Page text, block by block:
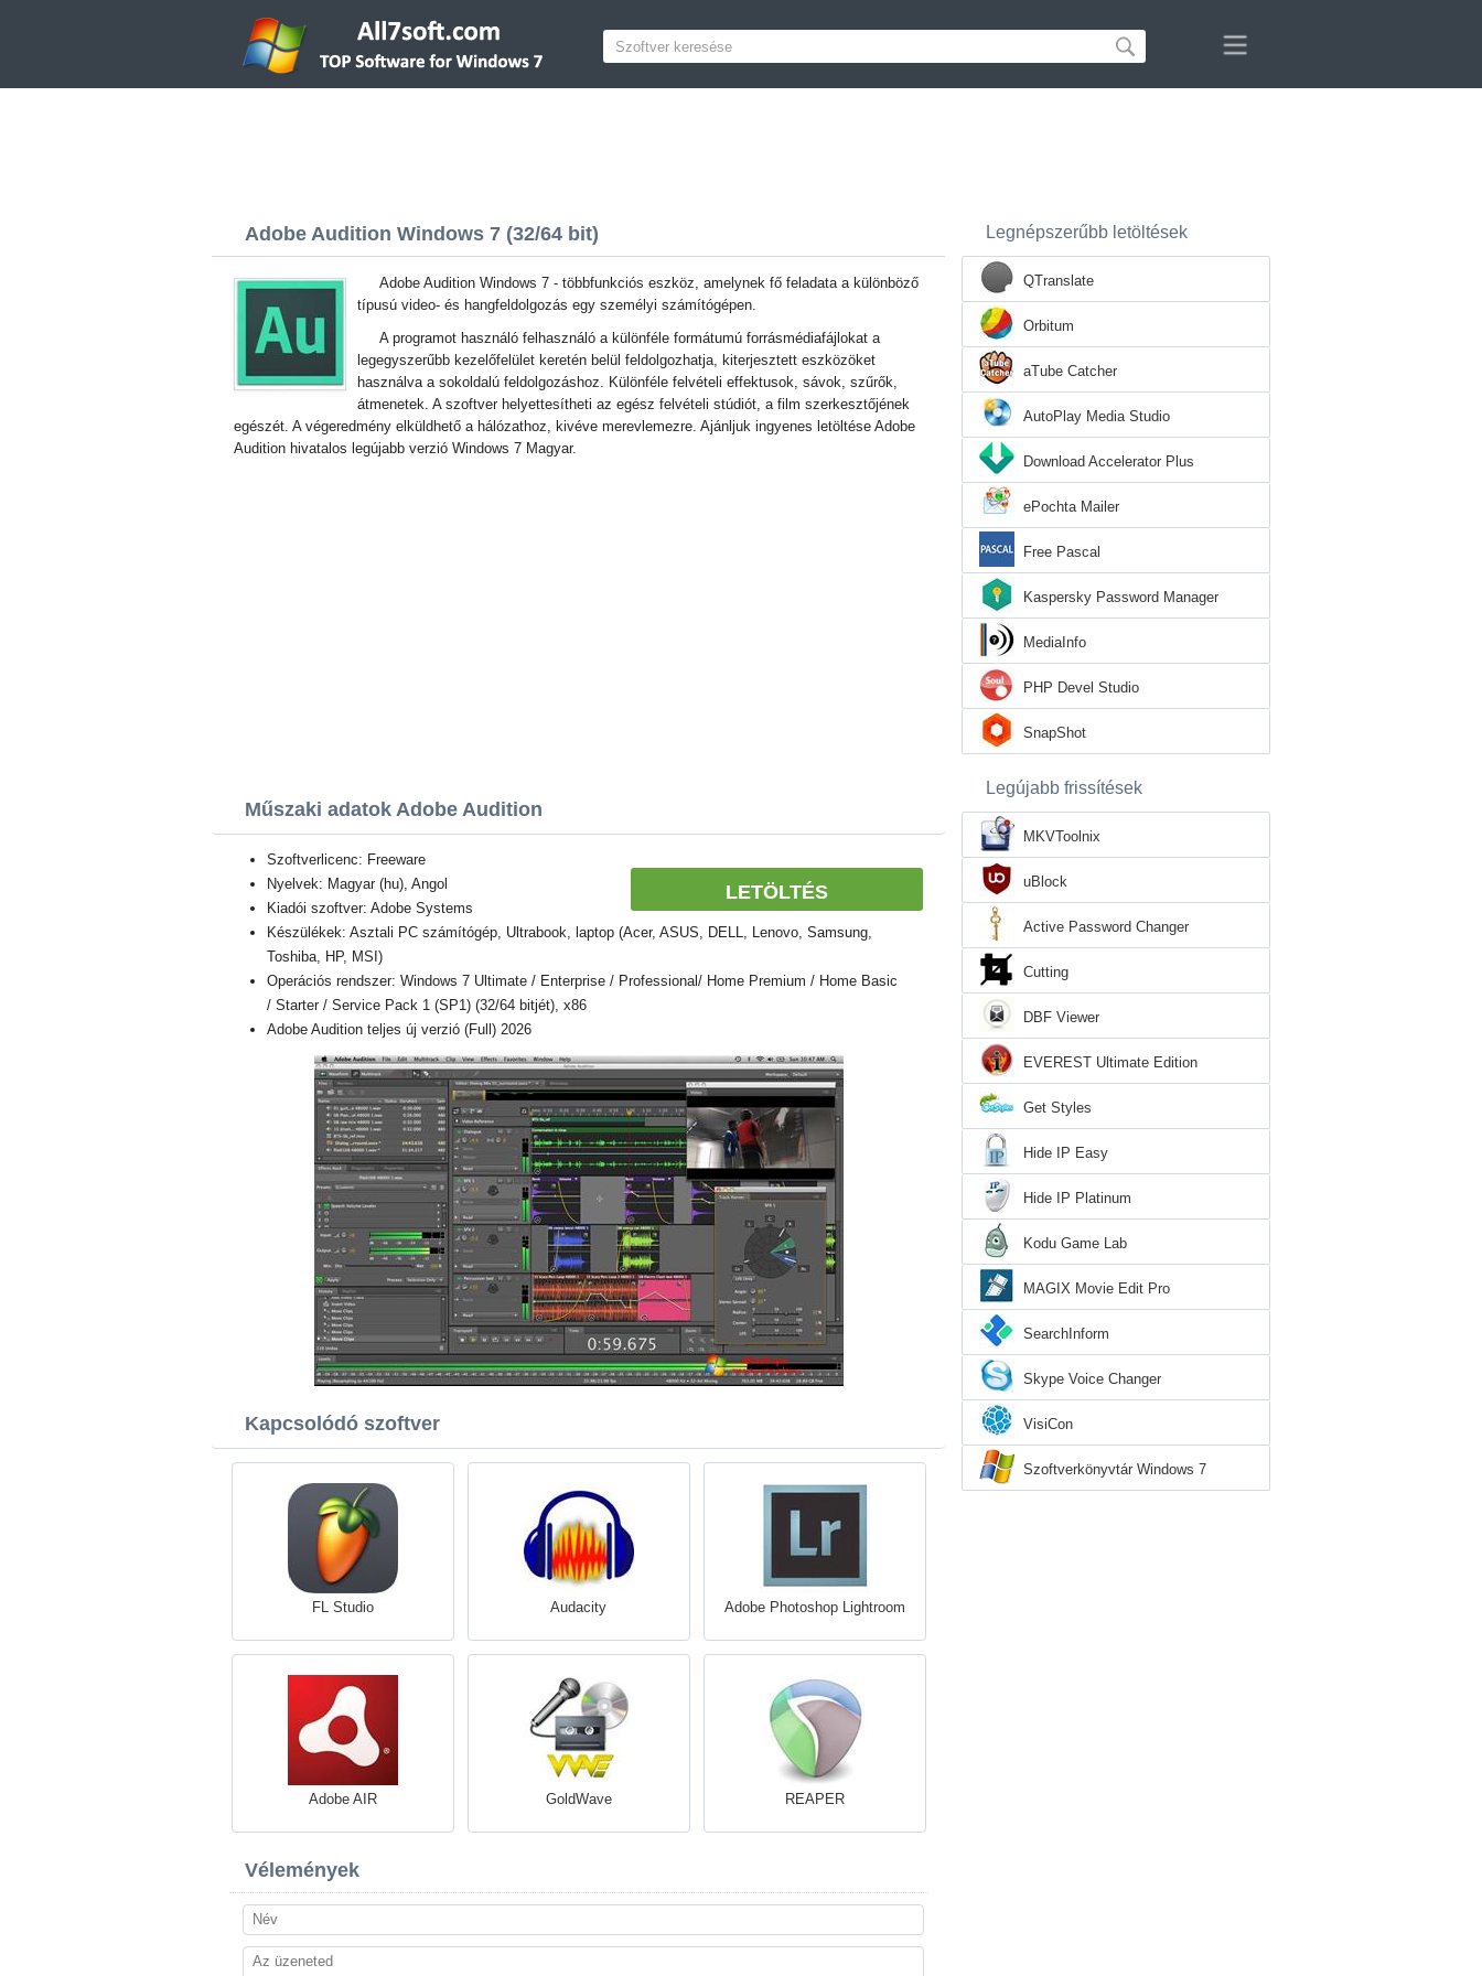
Adobe Audition Windows 7 (32/64 bit)
Adobe Audition Windows 7 - többfunkciós eszköz, amelynek fő feladata a különböző
típusú video- és hangfeldolgozás egy személyi számítógépen.
A programot használó felhasználó a különféle formátumú forrásmédiafájlokat a
legegyszerűbb kezelőfelület keretén belül feldolgozhatja, kiterjesztett eszközöket
használva a sokoldalú feldolgozáshoz. Különféle felvételi effektusok, sávok, szűrők,
átmenetek. A szoftver helyettesítheti az egész felvételi stúdiót, a film szerkesztőjének
egészét. A végeredmény elküldhető a hálózathoz, kivéve merevlemezre. Ajánljuk ingyenes letöltése Adobe
Audition hivatalos legújabb verzió Windows 7 Magyar.
Műszaki adatok Adobe Audition
LETÖLTÉS
Szoftverlicenc: Freeware
Nyelvek: Magyar (hu), Angol
Kiadói szoftver: Adobe Systems
Készülékek: Asztali PC számítógép, Ultrabook, laptop (Acer, ASUS, DELL, Lenovo, Samsung,
Toshiba, HP, MSI)
Operációs rendszer: Windows 7 Ultimate / Enterprise / Professional/ Home Premium / Home Basic
/ Starter / Service Pack 1 (SP1) (32/64 bitjét), x86
Adobe Audition teljes új verzió (Full) 2026
Kapcsolódó szoftver
FL Studio Audacity Adobe Photoshop Lightroom
Adobe AIR GoldWave REAPER
Vélemények
Legnépszerűbb letöltések
QTranslate
Orbitum
aTube Catcher
AutoPlay Media Studio
Download Accelerator Plus
ePochta Mailer
Free Pascal
Kaspersky Password Manager
MediaInfo
PHP Devel Studio
SnapShot
Legújabb frissítések
MKVToolnix
uBlock
Active Password Changer
Cutting
DBF Viewer
EVEREST Ultimate Edition
Get Styles
Hide IP Easy
Hide IP Platinum
Kodu Game Lab
MAGIX Movie Edit Pro
SearchInform
Skype Voice Changer
VisiCon
Szoftverkönyvtár Windows 7